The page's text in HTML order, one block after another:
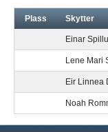
Plass Skytter
Einar
Lene Mari
Eir Linnea
Noah